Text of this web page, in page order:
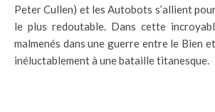
Peter Cullen) et les Autobots s’allient
le plus redoutable. Dans cette
malmenés dans une guerre entre le Bien
inéluctablement à une bataille titanesque.